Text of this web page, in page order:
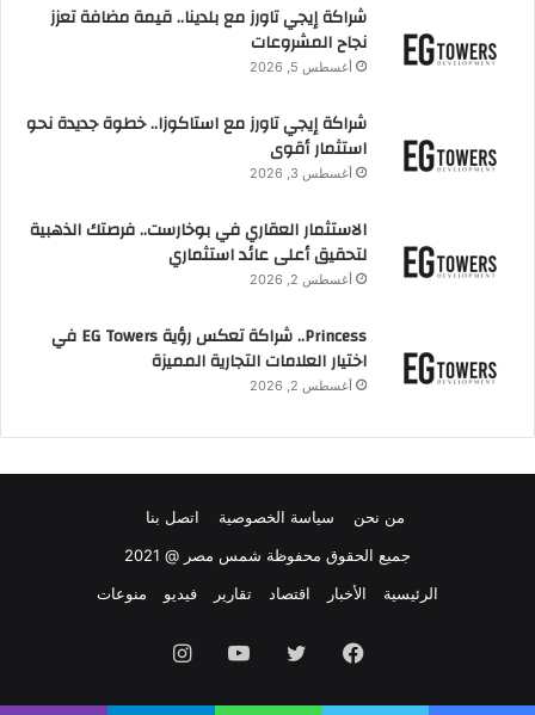
شراكة إيجي تاورز مع بلدينا.. قيمة مضافة تعزز
نجاح المشروعات
أغسطس 5, 2026
شراكة إيجي تاورز مع استاكوزا.. خطوة جديدة نحو
استثمار أقوى
أغسطس 3, 2026
الاستثمار العقاري في بوخارست.. فرصتك الذهبية
لتحقيق أعلى عائد استثماري
أغسطس 2, 2026
Princess.. شراكة تعكس رؤية EG Towers في
اختيار العلامات التجارية المميزة
أغسطس 2, 2026
من نحن سياسة الخصوصية
اتصل بنا
جميع الحقوق محفوظة شمس مصر @ 2021
الرئيسية
الأخبار اقتصاد تقارير فيديو منوعات
فيسبوك تويتر يوتيوب